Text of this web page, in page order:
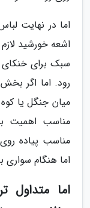
اما در نهایت
اشعه خورشید
سبک برای خنکای
رود. اما اگر
میان جنگل یا
مناسب اهمیت
مناسب پیاده
اما هنگام
اما متداول